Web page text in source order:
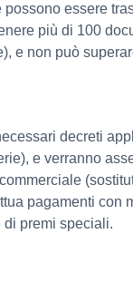
essere
più di 100
e non può
decreti
e verranno
pagamenti con
di premi speciali.